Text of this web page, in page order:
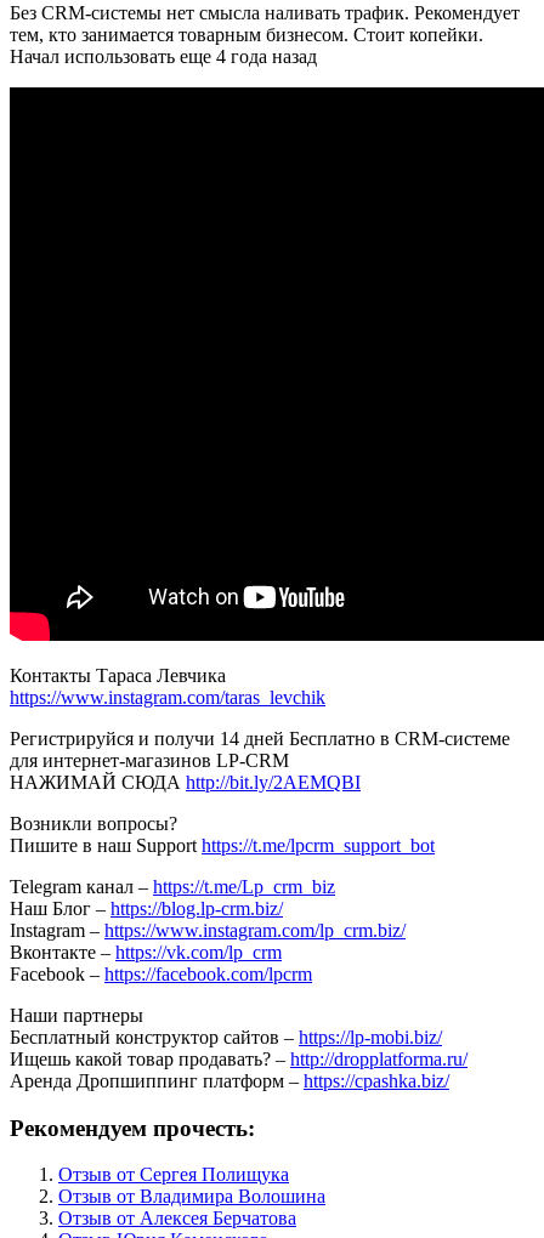
Без CRM-системы нет смысла наливать трафик. Рекомендует
тем, кто занимается товарным бизнесом. Стоит копейки.
Начал использовать еще 4 года назад
Контакты Тараса Левчика
https://www.instagram.com/taras_levchik
Регистрируйся и получи 14 дней Бесплатно в CRM-системе
для интернет-магазинов LP-CRM
НАЖИМАЙ СЮДА http://bit.ly/2AEMQBI
Возникли вопросы?
Пишите в наш Support https://t.me/lpcrm_support_bot
Telegram канал – https://t.me/Lp_crm_biz
Наш Блог – https://blog.lp-crm.biz/
Instagram – https://www.instagram.com/lp_crm.biz/
Вконтакте – https://vk.com/lp_crm
Facebook – https://facebook.com/lpcrm
Наши партнеры
Бесплатный конструктор сайтов – https://lp-mobi.biz/
Ищешь какой товар продавать? – http://dropplatforma.ru/
Аренда Дропшиппинг платформ – https://cpashka.biz/
Рекомендуем прочесть:
Отзыв от Сергея Полищука
Отзыв от Владимира Волошина
Отзыв от Алексея Берчатова